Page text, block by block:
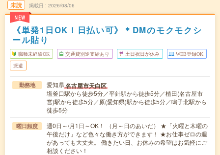
未読
NEW
掲載日 2026/08/06
《単発1日OK！日払い可》＊DMのモクモクシ
ール貼り
職種未経験OK 交通費別途支給あり 土日祝日が休み WEB登録OK
派遣
勤務地 愛知県名古屋市天白区
塩釜口駅から徒歩5分／平針駅から徒歩5分／植田(名古屋市
営)駅から徒歩5分／原(愛知県)駅から徒歩5分／鳴子北駅から
徒歩5分
曜日頻度
週0日～/月1日～OK！ （月～日のあいだ） ★「火曜と木曜の
午後だけ」など色々な働き方ができます！ ★お仕事ゼロの週
があっても大丈夫。 働きたい日、お休みの希望はお気軽にご
相談ください！